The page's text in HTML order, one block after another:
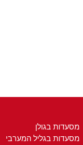
מסעדות בגולן
מסעדות בגליל המערבי